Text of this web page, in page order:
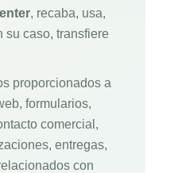
, recaba, usa,
su caso, transfiere
proporcionados a
formularios,
comercial,
entregas,
con